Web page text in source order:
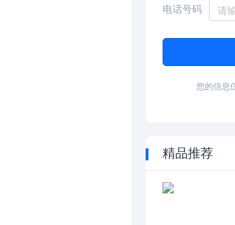
电话号码
您的信息
精品推荐